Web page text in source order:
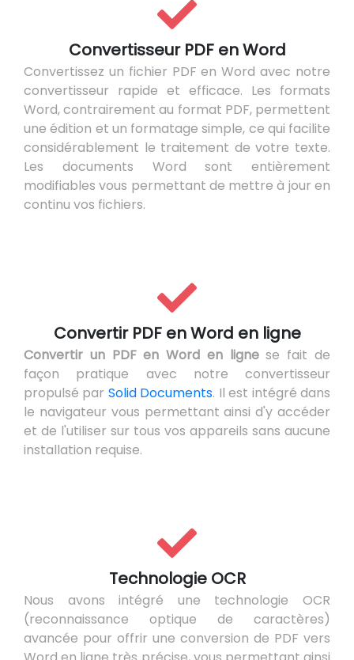
Convertisseur PDF en Word
Convertissez un fichier PDF en Word avec notre
convertisseur rapide et efficace. Les formats
Word, contrairement au format PDF, permettent
une édition et un formatage simple, ce qui facilite
considérablement le traitement de votre texte.
Les documents Word sont entièrement
modifiables vous permettant de mettre à jour en
continu vos fichiers.
Convertir PDF en Word en ligne
Convertir un PDF en Word en lignese fait de
façon pratique avec notre convertisseur
propulsé par Solid Documents. Il est intégré dans
le navigateur vous permettant ainsi d'y accéder
et de l'utiliser sur tous vos appareils sans aucune
installation requise.
Technologie OCR
Nous avons intégré une technologie OCR
(reconnaissance optique de caractères)
avancée pour offrir une conversion de PDF vers